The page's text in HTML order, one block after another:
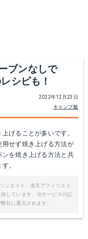
ブンなしで
シピも！
2022年12月23日
キャンプ飯
げることが多いです。
せず焼き上げる方法が
を焼き上げる方法と共
。
シエイト、楽天アフィリエイ
しています。当サービスの記
社に還元されます。